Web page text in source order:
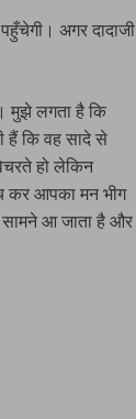
अगर दादाजी
मुझे लगता है कि
हैं कि वह सादे से
हो लेकिन
कर आपका मन भीग
सामने आ जाता है और